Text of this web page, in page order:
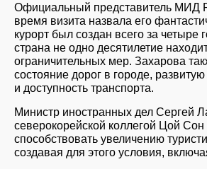
Официальный представитель МИД
время визита назвала его
курорт был создан всего за четыре
страна не одно десятилетие
ограничительных мер. Захарова
состояние дорог в городе,
и доступность транспорта.
Министр иностранных дел Сергей
северокорейской коллегой Цой
способствовать увеличению
создавая для этого условия,